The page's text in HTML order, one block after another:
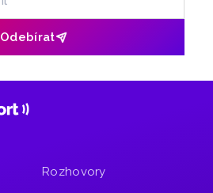
Odebírat
Rozhovory